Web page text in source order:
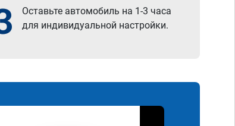
Оставьте автомобиль на 1-3 часа
для индивидуальной настройки.